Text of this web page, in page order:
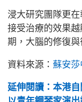
浸大研究團隊更
接受治療的效果
期，大腦的修復與
資料來源： 蘇安
延伸閱讀：本港